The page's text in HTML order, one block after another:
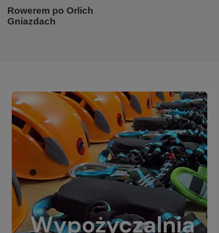
Rowerem po Orlich
Gniazdach